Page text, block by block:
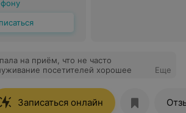
на приём, что не часто
посетителей хорошее
Еще
Записаться онлайн